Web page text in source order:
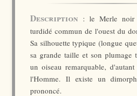
Description : le Merle noir
turdidé commun de l'ouest du
Sa silhouette typique (longue
sa grande taille et son plumage
un oiseau remarquable,
l'Homme. Il existe un
prononcé.